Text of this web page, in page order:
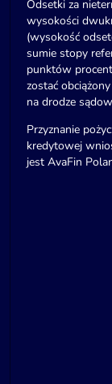
Odsetki za
wysokości
(wysokość
sumie stopy
punktów
zostać
na drodze
Przyznanie
kredytowej
jest AvaFin